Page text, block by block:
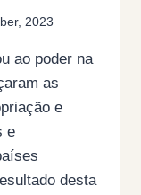
2023
ao poder na
as
e
e
desta